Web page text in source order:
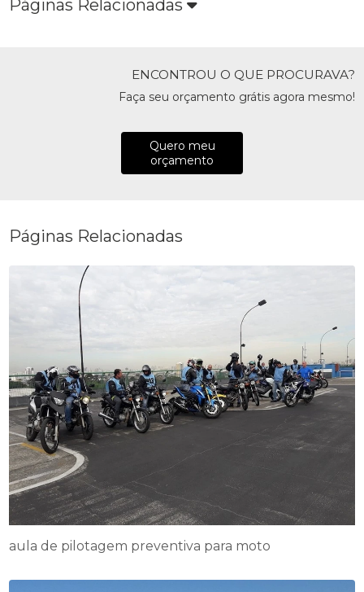
Páginas Relacionadas
ENCONTROU O QUE PROCURAVA?
Faça seu orçamento grátis agora mesmo!
Quero meu
orçamento
Páginas Relacionadas
aula de pilotagem preventiva para moto